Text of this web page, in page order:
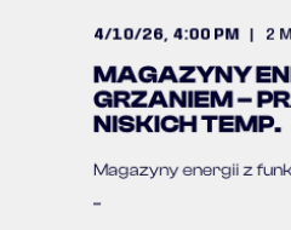
4/10/26, 4:00 PM 2
MAGAZYNY
GRZANIEM –
NISKICH TEMP.
Magazyny energii z
...